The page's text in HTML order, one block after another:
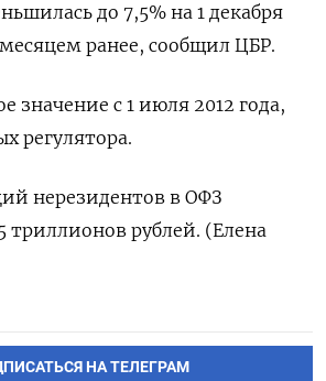
до 7,5% на 1 декабря
месяцем ранее, сообщил ЦБР.
значение с 1 июля 2012 года,
регулятора.
нерезидентов в ОФЗ
триллионов рублей. (Елена
НА ТЕЛЕГРАМ